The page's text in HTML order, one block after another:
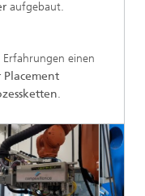
aufgebaut.
einen
Placement
.